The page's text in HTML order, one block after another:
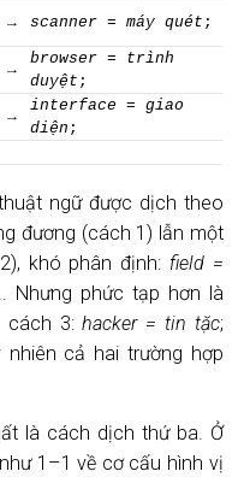
→ scanner = máy quét ;
→
browser = trình
duyệt ;
→
interface = giao
diện ;
ngữ được dịch theo
đương (cách 1) lẫn một
khó phân định: field =
Nhưng phức tạp hơn là
cách 3:hacker = tin tặc;
nhiên cả hai trường hợp
là cách dịch thứ ba. Ở
1–1 về cơ cấu hình vị